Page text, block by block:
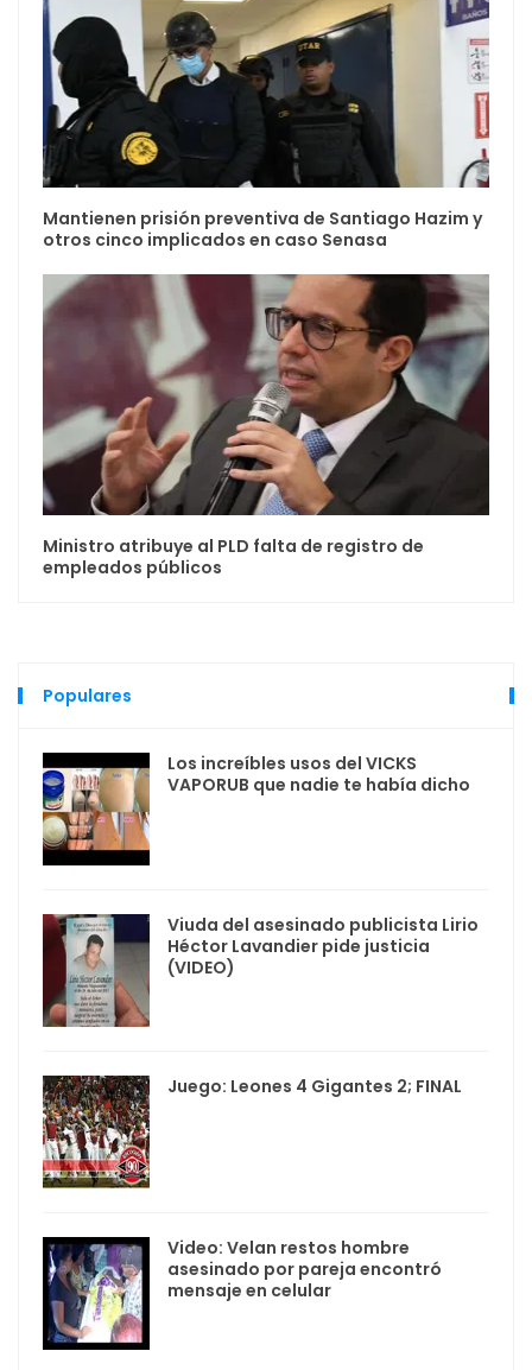
Mantienen prisión preventiva de Santiago Hazim y
otros cinco implicados en caso Senasa
Ministro atribuye al PLD falta de registro de
empleados públicos
Populares
Los increíbles usos del VICKS
VAPORUB que nadie te había dicho
Viuda del asesinado publicista Lirio
Héctor Lavandier pide justicia
(VIDEO)
Juego: Leones 4 Gigantes 2; FINAL
Video: Velan restos hombre
asesinado por pareja encontró
mensaje en celular